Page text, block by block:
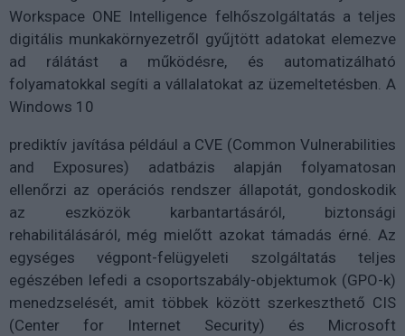
Workspace ONE Intelligence felhőszolgáltatás a teljes
digitális munkakörnyezetről gyűjtött adatokat elemezve
ad rálátást a működésre, és automatizálható
folyamatokkal segíti a vállalatokat az üzemeltetésben. A
Windows 10
prediktív javítása például a CVE (Common Vulnerabilities
and Exposures) adatbázis alapján folyamatosan
ellenőrzi az operációs rendszer állapotát, gondoskodik
az eszközök karbantartásáról, biztonsági
rehabilitálásáról, még mielőtt azokat támadás érné. Az
egységes végpont-felügyeleti szolgáltatás teljes
egészében lefedi a csoportszabály-objektumok (GPO-k)
menedzselését, amit többek között szerkeszthető CIS
(Center for Internet Security) és Microsoft